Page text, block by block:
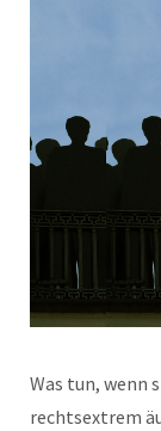
Was tun, wenn
rechtsextrem